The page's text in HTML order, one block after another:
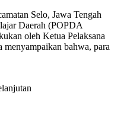
Selo, Jawa Tengah
Daerah (POPDA
oleh Ketua Pelaksana
bahwa, para